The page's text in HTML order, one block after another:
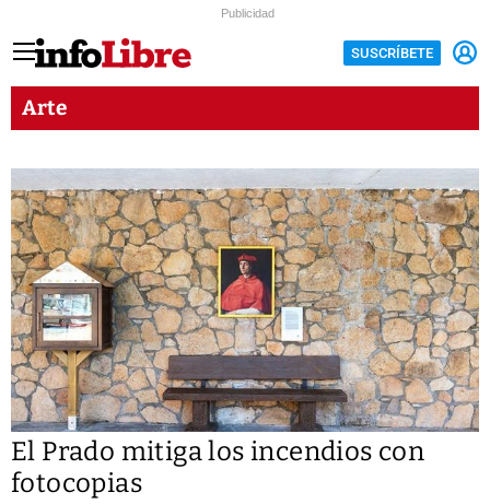
Publicidad
SUSCRÍBETE
Arte
El Prado mitiga los incendios con
fotocopias